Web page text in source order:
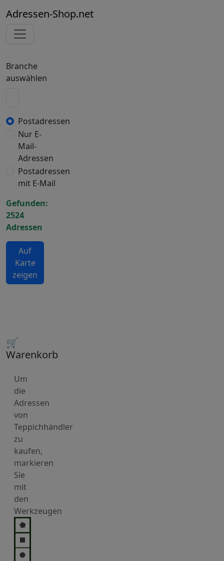
Adressen-Shop.net
Branche
auswählen
Postadressen
Nur E-
Mail-
Adressen
Postadressen
mit E-Mail
Gefunden:
2524
Adressen
Auf
Karte
zeigen
🛒
Warenkorb
Um
die
Adressen
von
Teppichhändler
zu
kaufen,
markieren
Sie
mit
den
Werkzeugen